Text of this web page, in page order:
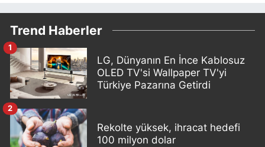
Trend Haberler
LG, Dünyanın En İnce Kablosuz
OLED TV'si Wallpaper TV'yi
Türkiye Pazarına Getirdi
1
Rekolte yüksek, ihracat hedefi
100 milyon dolar
2